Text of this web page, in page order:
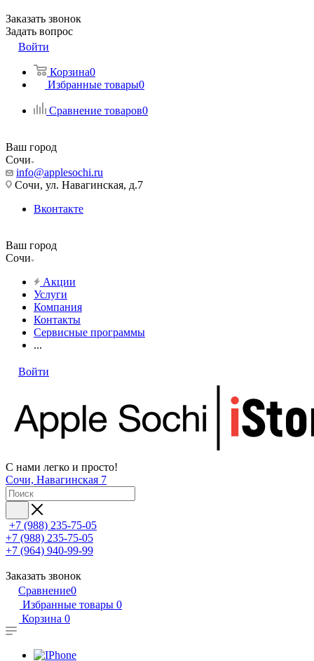
Заказать звонок
Задать вопрос
Войти
Корзина0
Избранные товары0
Сравнение товаров0
Ваш город
Сочи
info@applesochi.ru
Сочи, ул. Навагинская, д.7
Вконтакте
Ваш город
Сочи
Акции
Услуги
Компания
Контакты
Сервисные программы
...
Войти
С нами легко и просто!
Сочи, Навагинская 7
+7 (988) 235-75-05
+7 (988) 235-75-05
+7 (964) 940-99-99
Заказать звонок
Сравнение0
Избранные товары 0
Корзина 0